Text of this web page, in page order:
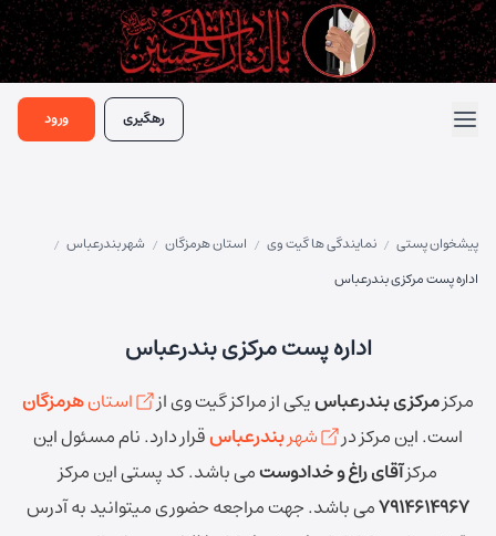
رهگیری ورود
پیشخوان پستی / نمایندگی ها گیت وی / استان هرمزگان / شهر بندرعباس /
اداره پست مرکزی بندرعباس
اداره پست مرکزی بندرعباس
مرکزمرکزی بندرعباسیکی از مراکز گیت وی از استانهرمزگان
است.این مرکز در شهربندرعباسقرار دارد.نام مسئول این
مرکزآقای راغ و خدادوستمی باشد.کد پستی این مرکز
7914614967می باشد.جهت مراجعه حضوری میتوانید به آدرس